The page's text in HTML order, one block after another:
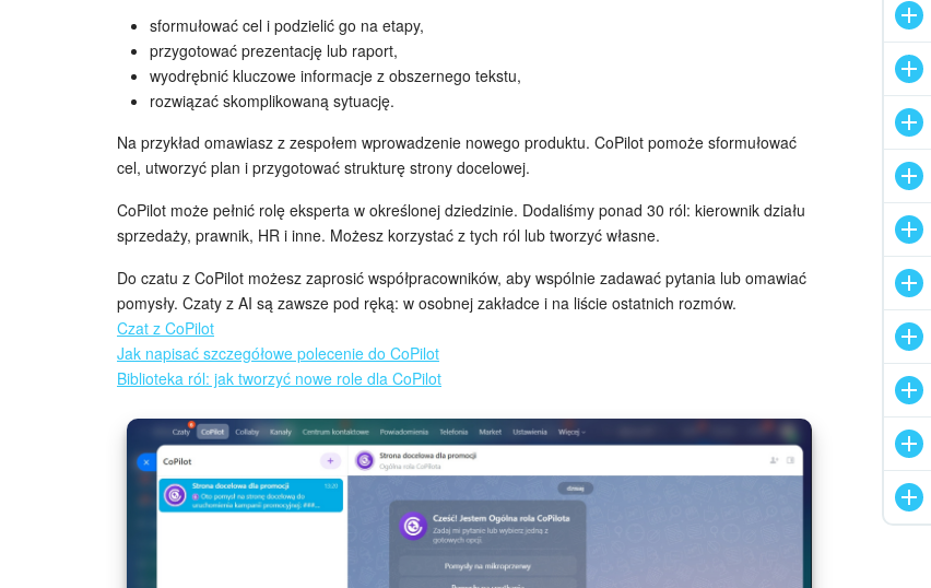
sformułować cel i podzielić go na etapy,
przygotować prezentację lub raport,
wyodrębnić kluczowe informacje z obszernego tekstu,
rozwiązać skomplikowaną sytuację.
Na przykład omawiasz z zespołem wprowadzenie nowego produktu. CoPilot pomoże sformułować
cel, utworzyć plan i przygotować strukturę strony docelowej.
CoPilot może pełnić rolę eksperta w określonej dziedzinie. Dodaliśmy ponad 30 ról: kierownik działu
sprzedaży, prawnik, HR i inne. Możesz korzystać z tych ról lub tworzyć własne.
Do czatu z CoPilot możesz zaprosić współpracowników, aby wspólnie zadawać pytania lub omawiać
pomysły. Czaty z AI są zawsze pod ręką: w osobnej zakładce i na liście ostatnich rozmów.
Czat z CoPilot
Jak napisać szczegółowe polecenie do CoPilot
Biblioteka ról: jak tworzyć nowe role dla CoPilot